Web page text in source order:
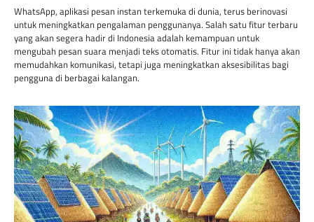
WhatsApp, aplikasi pesan instan terkemuka di dunia, terus berinovasi
untuk meningkatkan pengalaman penggunanya. Salah satu fitur terbaru
yang akan segera hadir di Indonesia adalah kemampuan untuk
mengubah pesan suara menjadi teks otomatis. Fitur ini tidak hanya akan
memudahkan komunikasi, tetapi juga meningkatkan aksesibilitas bagi
pengguna di berbagai kalangan.